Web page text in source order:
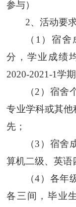
参与）
2、活动要
（ 1 ）宿舍
分，学业成绩
2020-2021-1学期
（2 ）宿舍
专业学科或其
先；
（3 ）宿舍
算机二级、英语
（4） 各年
各三间，毕业